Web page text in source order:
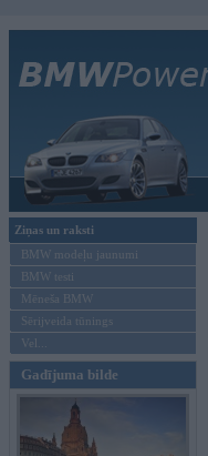
Ziņas un raksti
BMW modeļu jaunumi
BMW testi
Mēneša BMW
Sērijveida tūnings
Vel...
Gadījuma bilde